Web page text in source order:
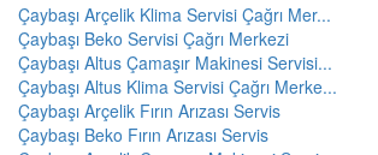
Çaybaşı Arçelik Klima Servisi Çağrı Mer...
Çaybaşı Beko Servisi Çağrı Merkezi
Çaybaşı Altus Çamaşır Makinesi Servisi...
Çaybaşı Altus Klima Servisi Çağrı Merke...
Çaybaşı Arçelik Fırın Arızası Servis
Çaybaşı Beko Fırın Arızası Servis